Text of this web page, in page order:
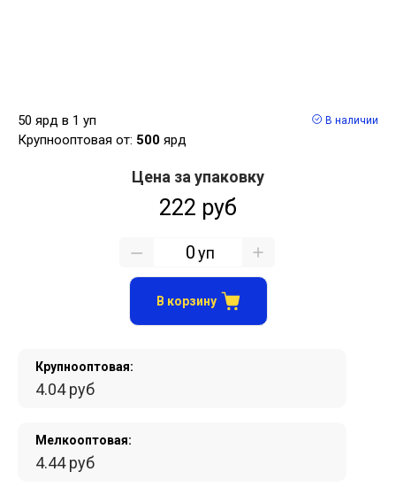
50 ярд в 1 уп
Крупнооптовая от: 500 ярд
В наличии
Крупнооптовая:
4.04 руб
Мелкооптовая:
4.44 руб
Цена за упаковку
222 руб
уп
В корзину